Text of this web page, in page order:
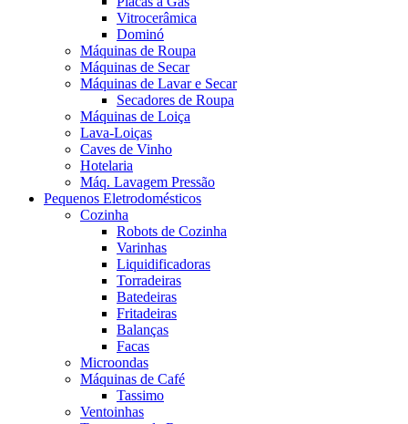
Vitrocerâmica
Dominó
Máquinas de Roupa
Máquinas de Secar
Máquinas de Lavar e Secar
Secadores de Roupa
Máquinas de Loiça
Lava-Loiças
Caves de Vinho
Hotelaria
Máq. Lavagem Pressão
Pequenos Eletrodomésticos
Cozinha
Robots de Cozinha
Varinhas
Liquidificadoras
Torradeiras
Batedeiras
Fritadeiras
Balanças
Facas
Microondas
Máquinas de Café
Tassimo
Ventoinhas